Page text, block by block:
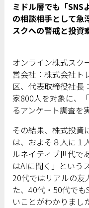
ミドル層でも「SNS
の相談相手として急
スクへの警戒と投資
オンライン株式スク
営会社：株式会社ト
区、代表取締役社長
家800人を対象に、
るアンケート調査を
その結果、株式投資
は、およそ８人に１
ルネイティブ世代で
はAIに聞く」という
20代ではリアルの友
た、40代・50代で
いことがわかりまし